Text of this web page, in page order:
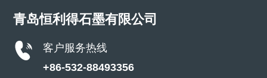
青岛恒利得石墨有限公司
客户服务热线
+86-532-88493356